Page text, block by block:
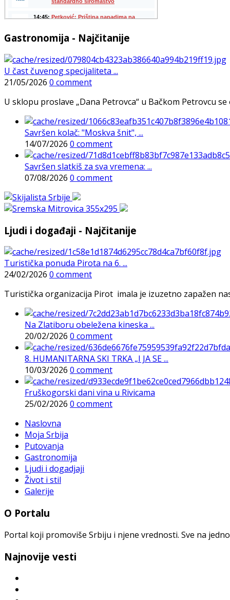
Gastronomija - Najčitanije
U čast čuvenog specijaliteta ...
21/05/2026 0 comment
U sklopu proslave „Dana Petrovca“ u Bačkom Petrovcu
Savršen kolač: "Moskva šnit", ...
14/07/2026 0 comment
Savršen slatkiš za sva vremena: ...
07/08/2026 0 comment
Ljudi i događaji - Najčitanije
Turistička ponuda Pirota na 6. ...
24/02/2026 0 comment
Turistička organizacija Pirot imala je izuzetno zapažen
Na Zlatiboru obeležena kineska ...
20/02/2026 0 comment
8. HUMANITARNA SKI TRKA „I JA SE ...
10/03/2026 0 comment
Fruškogorski dani vina u Rivicama
25/02/2026 0 comment
Naslovna
Moja Srbija
Putovanja
Gastronomija
Ljudi i dogadjaji
Život i stil
Galerije
O Portalu
Portal koji promoviše Srbiju i njene vrednosti. Sve na
Najnovije vesti